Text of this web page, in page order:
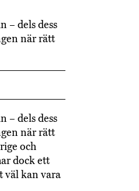
– dels dess
när rätt
– dels dess
när rätt
och
dock ett
väl kan vara